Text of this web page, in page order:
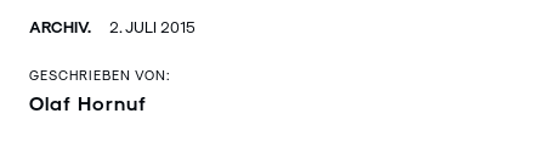
ARCHIV. 2. JULI 2015
GESCHRIEBEN VON:
Olaf Hornuf